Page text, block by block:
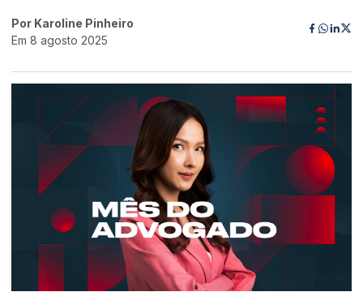
Por Karoline Pinheiro
Em 8 agosto 2025